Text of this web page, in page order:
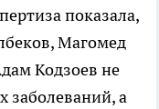
показала,
Магомед
Кодзоев не
заболеваний, а